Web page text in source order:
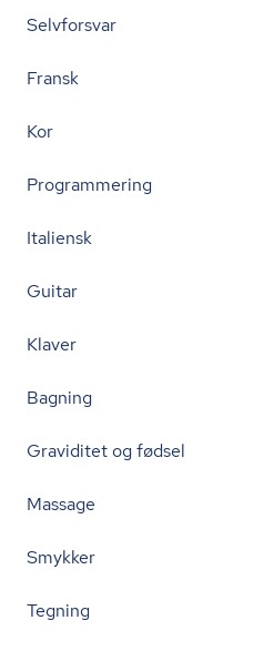
Selvforsvar
Fransk
Kor
Programmering
Italiensk
Guitar
Klaver
Bagning
Graviditet og fødsel
Massage
Smykker
Tegning